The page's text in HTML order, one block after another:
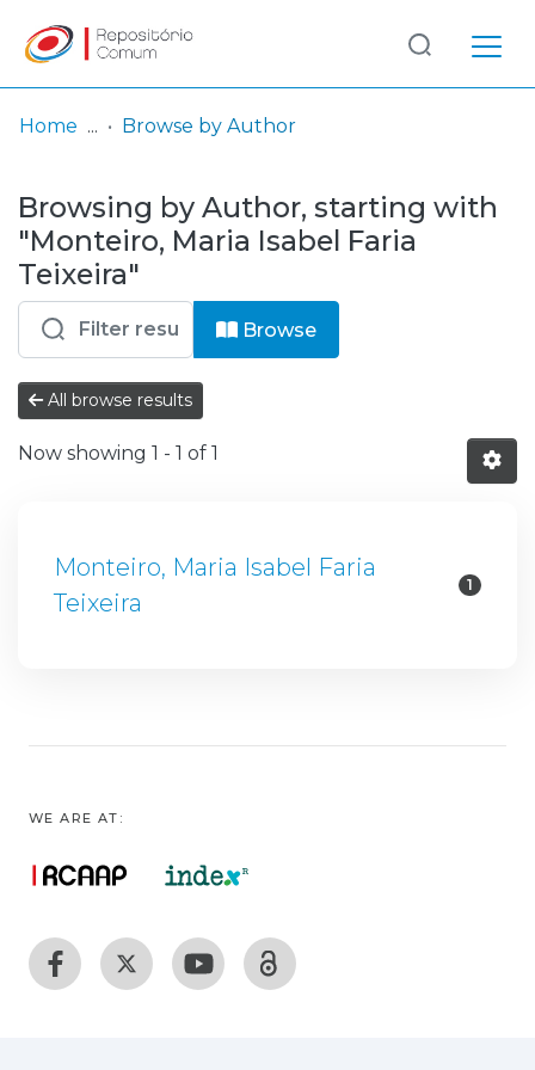
& Collections
Browse repository
Entities
Log
In
(current)
Home Browse by Author
Browsing by Author, starting with
"Monteiro, Maria Isabel Faria
Teixeira"
Browse
All browse results
Now showing 1 - 1 of 1
Monteiro, Maria Isabel Faria
Teixeira
1
WE ARE AT: